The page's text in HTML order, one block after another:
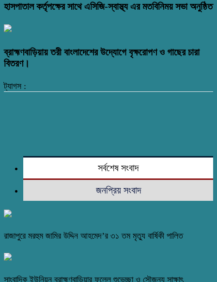
হাসপাতাল কর্তৃপক্ষের সাথে এসিজি-স্বাস্থ্য এর মতবিনিময় সভা অনুষ্ঠিত
ব্রাহ্মণবাড়িয়ায় তরী বাংলাদেশের উদ্যোগে বৃক্ষরোপণ ও গাছের চারা
বিতরণ।
ট্যাগস :
সর্বশেষ সংবাদ
জনপ্রিয় সংবাদ
রাজাপুরে মরহুম জামির উদ্দিন আহমেদ’র ৩১ তম মৃত্যু বার্ষিকী পালিত
সাংবাদিক ইউনিয়ন ব্রাহ্মণবাড়িয়ার ফুলেল শুভেচ্ছা ও সৌজন্য সাক্ষাৎ